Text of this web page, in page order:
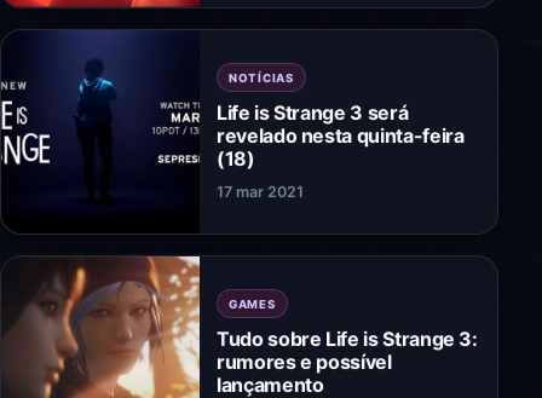
NOTÍCIAS
Life is Strange 3 será
revelado nesta quinta-feira
(18)
17 mar 2021
GAMES
Tudo sobre Life is Strange 3:
rumores e possível
lançamento